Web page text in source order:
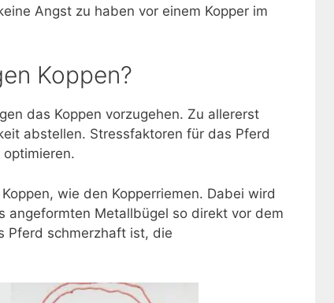
Angst zu haben vor einem Kopper im
Koppen?
das Koppen vorzugehen. Zu allererst
abstellen. Stressfaktoren für das Pferd
wie den Kopperriemen. Dabei wird
angeformten Metallbügel so direkt vor dem
Pferd schmerzhaft ist, die